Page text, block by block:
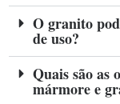
O granito
de uso?
Quais são as
mármore e